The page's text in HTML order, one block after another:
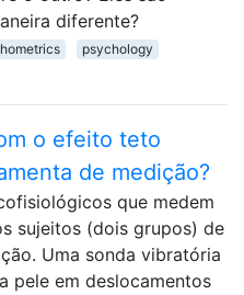
diferente?
psychology
o efeito teto
de medição?
que medem
sujeitos (dois grupos) de
Uma sonda vibratória
pele em deslocamentos